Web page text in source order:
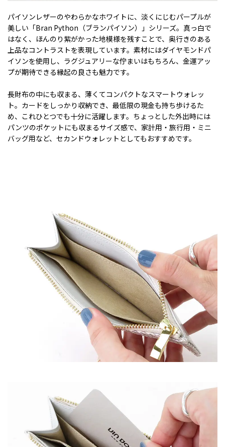
パイソンレザーのやわらかなホワイトに、淡くにじむパープルが
美しい「Bran Python（ブランパイソン）」シリーズ。真っ白で
はなく、ほんのり紫がかった地模様を残すことで、奥行きのある
上品なコントラストを表現しています。素材にはダイヤモンドパ
イソンを使用し、ラグジュアリーな佇まいはもちろん、金運アッ
プが期待できる縁起の良さも魅力です。
長財布の中にも収まる、薄くてコンパクトなスマートウォレッ
ト。カードをしっかり収納でき、最低限の現金も持ち歩けるた
め、これひとつでも十分に活躍します。ちょっとした外出時には
パンツのポケットにも収まるサイズ感で、家計用・旅行用・ミニ
バッグ用など、セカンドウォレットとしてもおすすめです。